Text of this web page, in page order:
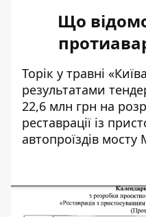
Що
Торік у травні
результатами
22,6 млн грн на
реставрації із
автопроїздів мосту